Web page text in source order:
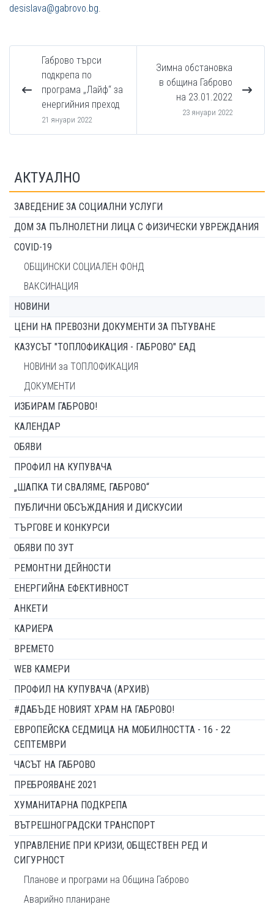
desislava@gabrovo.bg
Габрово търси
подкрепа по
програма „Лайф“ за
енергийния преход
21 януари 2022
Зимна обстановка
в община Габрово
на 23.01.2022
23 януари 2022
АКТУАЛНО
ЗАВЕДЕНИЕ ЗА СОЦИАЛНИ УСЛУГИ
ДОМ ЗА ПЪЛНОЛЕТНИ ЛИЦА С ФИЗИЧЕСКИ УВРЕЖДАНИЯ
COVID-19
ОБЩИНСКИ СОЦИАЛЕН ФОНД
ВАКСИНАЦИЯ
НОВИНИ
ЦЕНИ НА ПРЕВОЗНИ ДОКУМЕНТИ ЗА ПЪТУВАНЕ
КАЗУСЪТ "ТОПЛОФИКАЦИЯ - ГАБРОВО" ЕАД
НОВИНИ за ТОПЛОФИКАЦИЯ
ДОКУМЕНТИ
ИЗБИРАМ ГАБРОВО!
КАЛЕНДАР
ОБЯВИ
ПРОФИЛ НА КУПУВАЧА
„ШАПКА ТИ СВАЛЯМЕ, ГАБРОВО“
ПУБЛИЧНИ ОБСЪЖДАНИЯ И ДИСКУСИИ
ТЪРГОВЕ И КОНКУРСИ
ОБЯВИ ПО ЗУТ
РЕМОНТНИ ДЕЙНОСТИ
ЕНЕРГИЙНА ЕФЕКТИВНОСТ
АНКЕТИ
КАРИЕРА
ВРЕМЕТО
WEB КАМЕРИ
ПРОФИЛ НА КУПУВАЧА (АРХИВ)
#ДАБЪДЕ НОВИЯТ ХРАМ НА ГАБРОВО!
ЕВРОПЕЙСКА СЕДМИЦА НА МОБИЛНОСТТА - 16 - 22
СЕПТЕМВРИ
ЧАСЪТ НА ГАБРОВО
ПРЕБРОЯВАНЕ 2021
ХУМАНИТАРНА ПОДКРЕПА
ВЪТРЕШНОГРАДСКИ ТРАНСПОРТ
УПРАВЛЕНИЕ ПРИ КРИЗИ, ОБЩЕСТВЕН РЕД И
СИГУРНОСТ
Планове и програми на Община Габрово
Аварийно планиране